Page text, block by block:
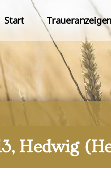
Start
Hedwig